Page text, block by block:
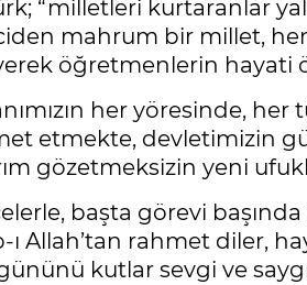
“milletleri kurtaranlar
mahrum bir millet,
öğretmenlerin hayati
her yöresinde, her
etmekte, devletimizin
gözetmeksizin yeni
başta görevi
ı Allah’tan rahmet diler,
kutlar sevgi ve